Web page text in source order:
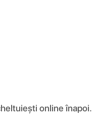
online înapoi.